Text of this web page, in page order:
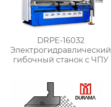
DRPE-16032
Электрогидравлический
гибочный станок с ЧПУ